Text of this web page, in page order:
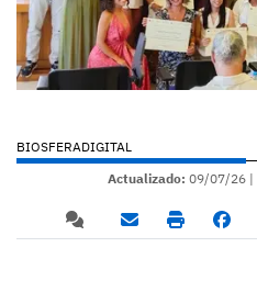
BIOSFERADIGITAL
Actualizado: 09/07/26 |